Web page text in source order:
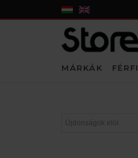
MÁRKÁK FÉRFI